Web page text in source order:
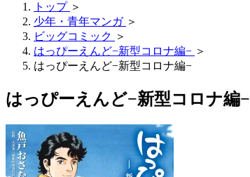
トップ ＞
少年・青年マンガ ＞
ビッグコミック ＞
はっぴーえんど−新型コロナ編− ＞
はっぴーえんど−新型コロナ編−
はっぴーえんど−新型コロナ編−